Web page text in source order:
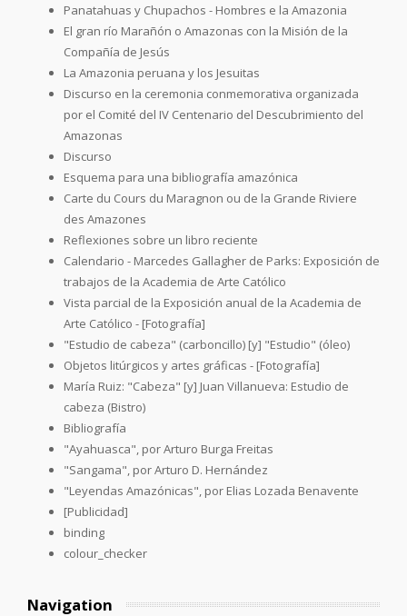
Panatahuas y Chupachos - Hombres e la Amazonia
El gran río Marañón o Amazonas con la Misión de la
Compañía de Jesús
La Amazonia peruana y los Jesuitas
Discurso en la ceremonia conmemorativa organizada
por el Comité del IV Centenario del Descubrimiento del
Amazonas
Discurso
Esquema para una bibliografía amazónica
Carte du Cours du Maragnon ou de la Grande Riviere
des Amazones
Reflexiones sobre un libro reciente
Calendario - Marcedes Gallagher de Parks: Exposición de
trabajos de la Academia de Arte Católico
Vista parcial de la Exposición anual de la Academia de
Arte Católico - [Fotografía]
"Estudio de cabeza" (carboncillo) [y] "Estudio" (óleo)
Objetos litúrgicos y artes gráficas - [Fotografía]
María Ruiz: "Cabeza" [y] Juan Villanueva: Estudio de
cabeza (Bistro)
Bibliografía
"Ayahuasca", por Arturo Burga Freitas
"Sangama", por Arturo D. Hernández
"Leyendas Amazónicas", por Elias Lozada Benavente
[Publicidad]
binding
colour_checker
Navigation